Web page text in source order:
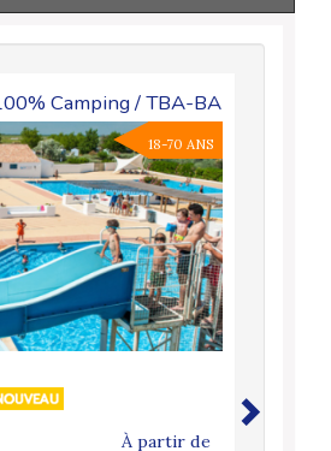
Camping / TBA-BA
18-70 ANS
À partir de